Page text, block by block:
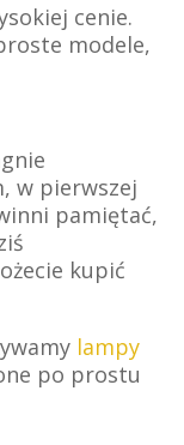
cenie.
modele,
w pierwszej
pamiętać,
kupić
lampy
po prostu